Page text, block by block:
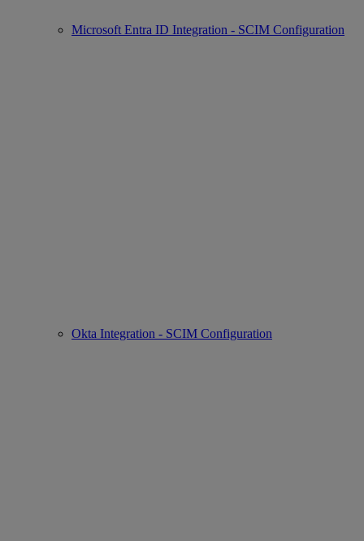
Microsoft Entra ID Integration - SCIM Configuration
Okta Integration - SCIM Configuration